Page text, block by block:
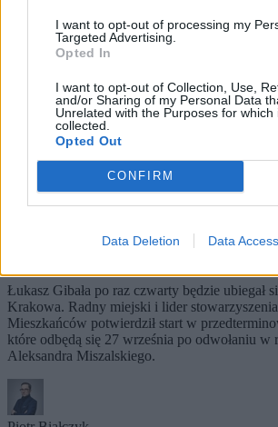
I want to opt-out of processing my
Targeted Advertising.
Opted In
I want to opt-out of Collection, Use,
and/or Sharing of my Personal Data
Unrelated with the Purposes for which
collected.
Opted Out
CONFIRM
Data Deletion Data Access
Do czterech razy sztuka? Gibała
Łukasz Gibała po raz czwarty będzie ubiegał
Krakowa. Radny miejski i lider
Mieszkańców potwierdził start w
które odbędą się 27 września po odwołaniu w
Aleksandra Miszalskiego.